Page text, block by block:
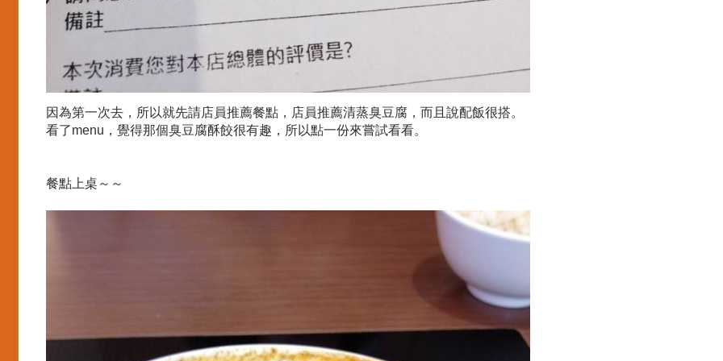
因為第一次去，所以就先請店員推薦餐點，店員推薦清蒸臭豆腐，而且說配飯很搭。
看了menu，覺得那個臭豆腐酥餃很有趣，所以點一份來嘗試看看。
餐點上桌～～